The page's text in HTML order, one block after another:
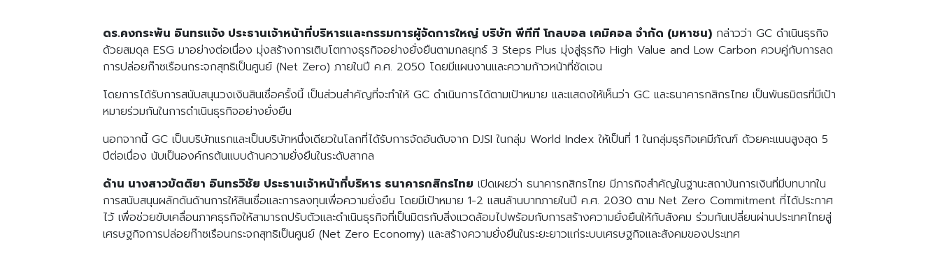
ดร.คงกระพัน อินทรแจ้ง ประธานเจ้าหน้าที่บริหารและกรรมการผู้จัดการใหญ่ บริษัท พีทีที โกลบอล เคมิคอล จำกัด (มหาชน) กล่าวว่า GC ดำเนินธุรกิจ
ด้วยสมดุล ESG มาอย่างต่อเนื่อง มุ่งสร้างการเติบโตทางธุรกิจอย่างยั่งยืนตามกลยุทธ์ 3 Steps Plus มุ่งสู่ธุรกิจ High Value and Low Carbon ควบคู่กับการลด
การปล่อยก๊าซเรือนกระจกสุทธิเป็นศูนย์ (Net Zero) ภายในปี ค.ศ. 2050 โดยมีแผนงานและความก้าวหน้าที่ชัดเจน
โดยการได้รับการสนับสนุนวงเงินสินเชื่อครั้งนี้ เป็นส่วนสำคัญที่จะทำให้ GC ดำเนินการได้ตามเป้าหมาย และแสดงให้เห็นว่า GC และธนาคารกสิกรไทย เป็นพันธมิตรที่มีเป้า
หมายร่วมกันในการดำเนินธุรกิจอย่างยั่งยืน
นอกจากนี้ GC เป็นบริษัทแรกและเป็นบริษัทหนึ่งเดียวในโลกที่ได้รับการจัดอันดับจาก DJSI ในกลุ่ม World Index ให้เป็นที่ 1 ในกลุ่มธุรกิจเคมีภัณฑ์ ด้วยคะแนนสูงสุด 5
ปีต่อเนื่อง นับเป็นองค์กรต้นแบบด้านความยั่งยืนในระดับสากล
ด้าน นางสาวขัตติยา อินทรวิชัย ประธานเจ้าหน้าที่บริหาร ธนาคารกสิกรไทย เปิดเผยว่า ธนาคารกสิกรไทย มีภารกิจสำคัญในฐานะสถาบันการเงินที่มีบทบาทใน
การสนับสนุนผลักดันด้านการให้สินเชื่อและการลงทุนเพื่อความยั่งยืน โดยมีเป้าหมาย 1-2 แสนล้านบาทภายในปี ค.ศ. 2030 ตาม Net Zero Commitment ที่ได้ประกาศ
ไว้ เพื่อช่วยขับเคลื่อนภาคธุรกิจให้สามารถปรับตัวและดำเนินธุรกิจที่เป็นมิตรกับสิ่งแวดล้อมไปพร้อมกับการสร้างความยั่งยืนให้กับสังคม ร่วมกันเปลี่ยนผ่านประเทศไทยสู่
เศรษฐกิจการปล่อยก๊าซเรือนกระจกสุทธิเป็นศูนย์ (Net Zero Economy) และสร้างความยั่งยืนในระยะยาวแก่ระบบเศรษฐกิจและสังคมของประเทศ